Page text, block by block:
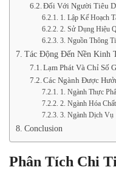
Đối Với Người Tiêu
1. Lập Kế Hoạch
2. Sử Dụng Hiệu
3. Nguồn Thông
Tác Động Đến Nền Kinh
Lạm Phát Và Chỉ Số
Các Ngành Được
1. Ngành Thực
2. Ngành Hóa Chất
3. Ngành Dịch Vụ
Conclusion
Phân Tích Chi